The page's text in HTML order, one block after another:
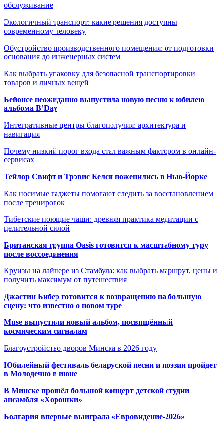
обслуживание
Экологичный транспорт: какие решения доступны
современному человеку
Обустройство производственного помещения: от подготовки
основания до инженерных систем
Как выбрать упаковку для безопасной транспортировки
товаров и личных вещей
Бейонсе неожиданно выпустила новую песню к юбилею
альбома B’Day
Интегративные центры благополучия: архитектура и
навигация
Почему низкий порог входа стал важным фактором в онлайн-
сервисах
Тейлор Свифт и Трэвис Келси поженились в Нью-Йорке
Как носимые гаджеты помогают следить за восстановлением
после тренировок
Тибетские поющие чаши: древняя практика медитации с
целительной силой
Британская группа Oasis готовится к масштабному туру
после воссоединения
Круизы на лайнере из Стамбула: как выбрать маршрут, цены и
получить максимум от путешествия
Джастин Бибер готовится к возвращению на большую
сцену: что известно о новом туре
Muse выпустили новый альбом, посвящённый
космическим сигналам
Благоустройство дворов Минска в 2026 году
Юбилейный фестиваль беларуской песни и поэзии пройдет
в Молодечно в июне
В Минске прошёл большой концерт детской студии
ансамбля «Хорошки»
Болгария впервые выиграла «Евровидение-2026»